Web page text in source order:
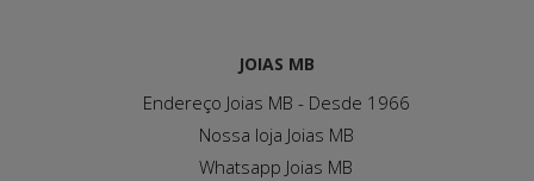
JOIAS MB
Endereço Joias MB - Desde 1966
Nossa loja Joias MB
Whatsapp Joias MB